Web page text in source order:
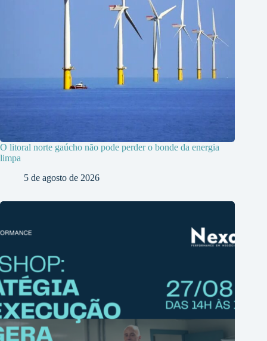
O litoral norte gaúcho não pode perder o bonde da energia
limpa
5 de agosto de 2026